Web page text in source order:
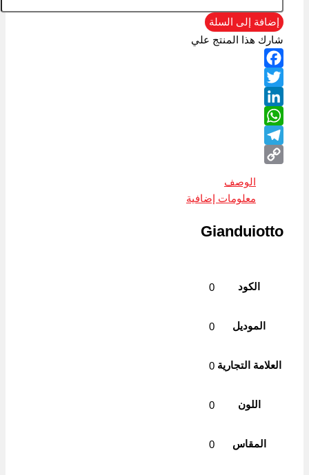
إضافة إلى السلة
شارك هذا المنتج علي
Facebook
Twitter
LinkedIn
WhatsApp
Telegram
الوصف
معلومات إضافية
Gianduiotto
الكود 0
الموديل 0
العلامة التجارية 0
اللون 0
المقاس 0